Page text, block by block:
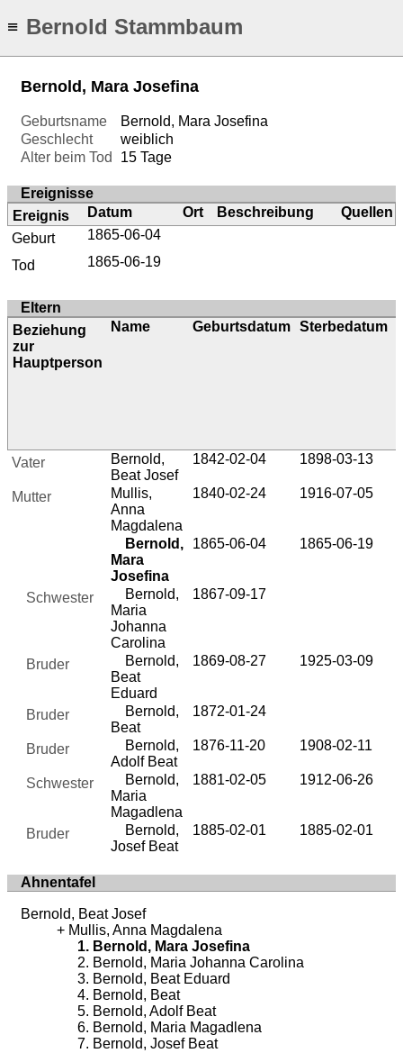
≡ Bernold Stammbaum
Bernold, Mara Josefina
Geburtsname
Bernold, Mara Josefina
Geschlecht
weiblich
Alter beim Tod
15 Tage
Ereignisse
Ereignis
Datum Ort Beschreibung
Quellen
Geburt
1865-06-04
Tod
1865-06-19
Eltern
Beziehung
zur
Hauptperson
Name Geburtsdatum Sterbedatum
Vater
Bernold,
Beat Josef
1842-02-04 1898-03-13
Mutter
Mullis,
Anna
Magdalena
1840-02-24 1916-07-05
Bernold,
Mara
Josefina
1865-06-04 1865-06-19
Schwester
Bernold,
Maria
Johanna
Carolina
1867-09-17
Bruder
Bernold,
Beat
Eduard
1869-08-27 1925-03-09
Bruder
Bernold,
Beat
1872-01-24
Bruder
Bernold,
Adolf Beat
1876-11-20 1908-02-11
Schwester
Bernold,
Maria
Magadlena
1881-02-05 1912-06-26
Bruder
Bernold,
Josef Beat
1885-02-01 1885-02-01
Ahnentafel
Bernold, Beat Josef
Mullis, Anna Magdalena
Bernold, Mara Josefina
Bernold, Maria Johanna Carolina
Bernold, Beat Eduard
Bernold, Beat
Bernold, Adolf Beat
Bernold, Maria Magadlena
Bernold, Josef Beat